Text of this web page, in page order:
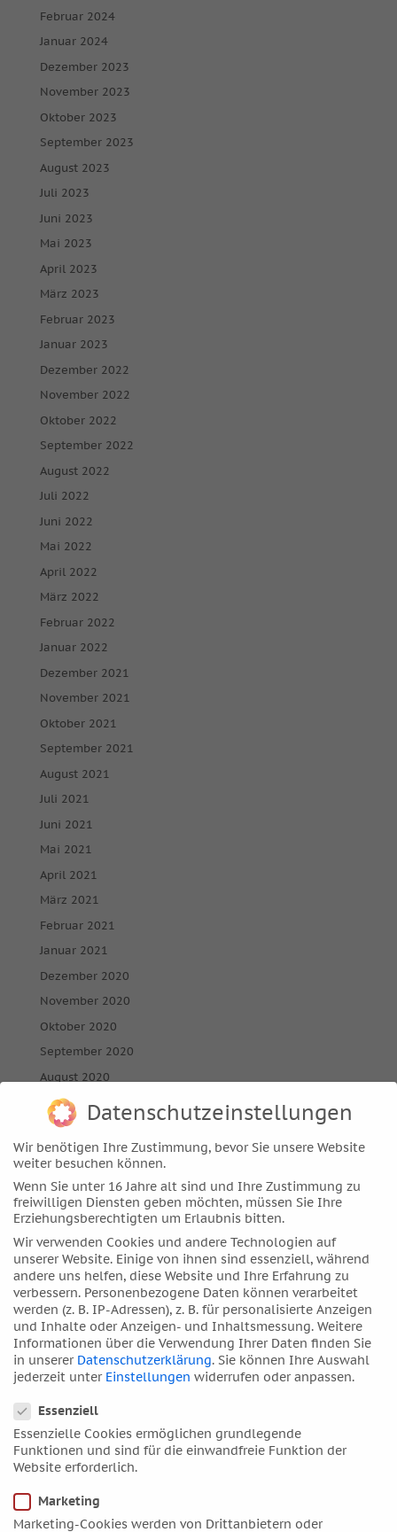
Februar 2024
Januar 2024
Dezember 2023
November 2023
Oktober 2023
September 2023
August 2023
Juli 2023
Juni 2023
Mai 2023
April 2023
März 2023
Februar 2023
Januar 2023
Dezember 2022
November 2022
Oktober 2022
September 2022
August 2022
Juli 2022
Juni 2022
Mai 2022
April 2022
März 2022
Februar 2022
Januar 2022
Dezember 2021
November 2021
Oktober 2021
September 2021
August 2021
Juli 2021
Juni 2021
Mai 2021
April 2021
März 2021
Februar 2021
Januar 2021
Dezember 2020
November 2020
Oktober 2020
September 2020
August 2020
Juli 2020
Juni 2020
Mai 2020
April 2020
März 2020
Februar 2020
Januar 2020
Dezember 2019
November 2019
Oktober 2019
September 2019
August 2019
Juli 2019
Juni 2019
April 2019
Februar 2019
Datenschutzeinstellungen
Wir benötigen Ihre Zustimmung, bevor Sie unsere Website
weiter besuchen können.
Wenn Sie unter 16 Jahre alt sind und Ihre Zustimmung zu
freiwilligen Diensten geben möchten, müssen Sie Ihre
Erziehungsberechtigten um Erlaubnis bitten.
Wir verwenden Cookies und andere Technologien auf
unserer Website. Einige von ihnen sind essenziell, während
andere uns helfen, diese Website und Ihre Erfahrung zu
verbessern. Personenbezogene Daten können verarbeitet
werden (z. B. IP-Adressen), z. B. für personalisierte Anzeigen
und Inhalte oder Anzeigen- und Inhaltsmessung. Weitere
Informationen über die Verwendung Ihrer Daten finden Sie
in unserer Datenschutzerklärung. Sie können Ihre Auswahl
jederzeit unter Einstellungen widerrufen oder anpassen.
Essenziell
Essenzielle Cookies ermöglichen grundlegende
Funktionen und sind für die einwandfreie Funktion der
Website erforderlich.
Marketing
Marketing-Cookies werden von Drittanbietern oder